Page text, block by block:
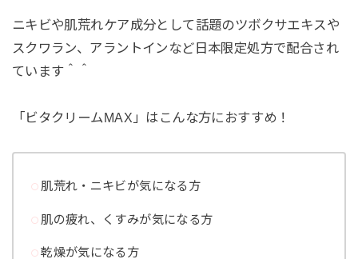
ニキビや肌荒れケア成分として話題のツボクサエキスや
スクワラン、アラントインなど日本限定処方で配合され
ています＾＾
「ビタクリームMAX」はこんな方におすすめ！
肌荒れ・ニキビが気になる方
肌の疲れ、くすみが気になる方
乾燥が気になる方